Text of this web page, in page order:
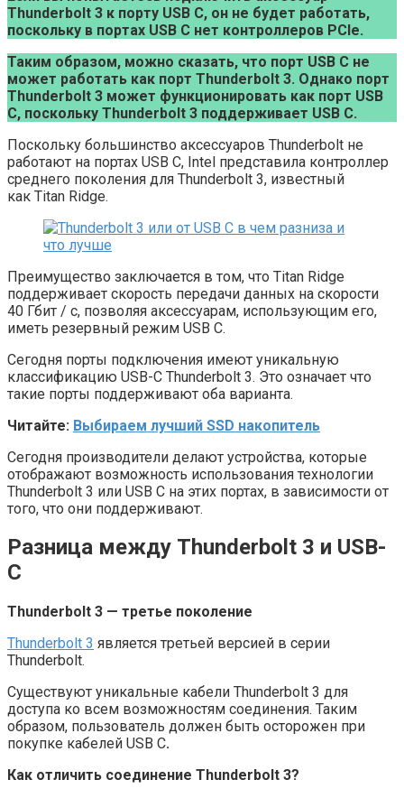
Thunderbolt 3 к порту USB C, он не будет работать,
поскольку в портах USB C нет контроллеров PCIe.
Таким образом, можно сказать, что порт USB C не
может работать как порт Thunderbolt 3. Однако порт
Thunderbolt 3 может функционировать как порт USB
C, поскольку Thunderbolt 3 поддерживает USB C.
Поскольку большинство аксессуаров Thunderbolt не
работают на портах USB C, Intel представила контроллер
среднего поколения для Thunderbolt 3, известный
как Titan Ridge.
Преимущество заключается в том, что Titan Ridge
поддерживает скорость передачи данных на скорости
40 Гбит / с, позволяя аксессуарам, использующим его,
иметь резервный режим USB C.
Сегодня порты подключения имеют уникальную
классификацию USB-C Thunderbolt 3. Это означает что
такие порты поддерживают оба варианта.
Читайте: Выбираем лучший SSD накопитель
Сегодня производители делают устройства, которые
отображают возможность использования технологии
Thunderbolt 3 или USB C на этих портах, в зависимости от
того, что они поддерживают.
Разница между Thunderbolt 3 и USB-
C
Thunderbolt 3 — третье поколение
Thunderbolt 3 является третьей версией в серии
Thunderbolt.
Существуют уникальные кабели Thunderbolt 3 для
доступа ко всем возможностям соединения. Таким
образом, пользователь должен быть осторожен при
покупке кабелей USB C.
Как отличить соединение Thunderbolt 3?